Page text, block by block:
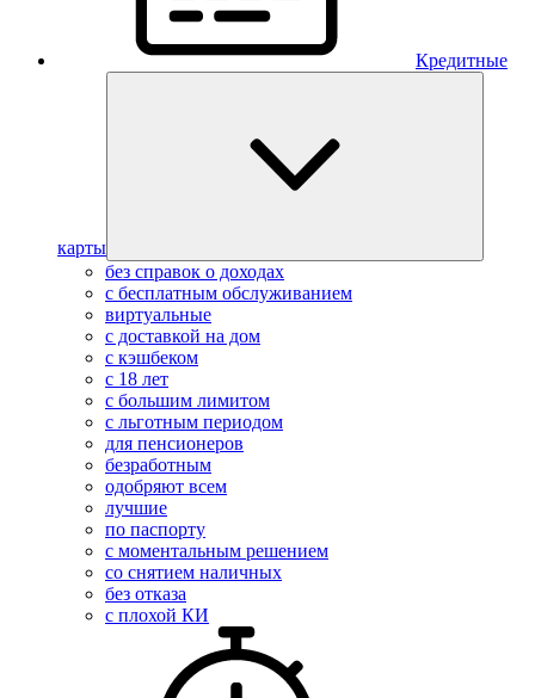
Кредитные
карты
без справок о доходах
с бесплатным обслуживанием
виртуальные
с доставкой на дом
с кэшбеком
с 18 лет
с большим лимитом
с льготным периодом
для пенсионеров
безработным
одобряют всем
лучшие
по паспорту
с моментальным решением
со снятием наличных
без отказа
с плохой КИ